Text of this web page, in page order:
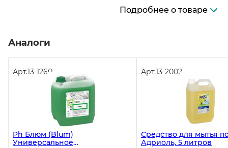
Подробнее о товаре
Аналоги
Арт.13-1260
Ph Блюм (Blum)
Универсальное
Арт.13-2002
Средство для мытья
Адриоль, 5 литров